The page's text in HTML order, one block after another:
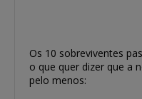
Os 10 sobreviventes
o que quer dizer que a
pelo menos: